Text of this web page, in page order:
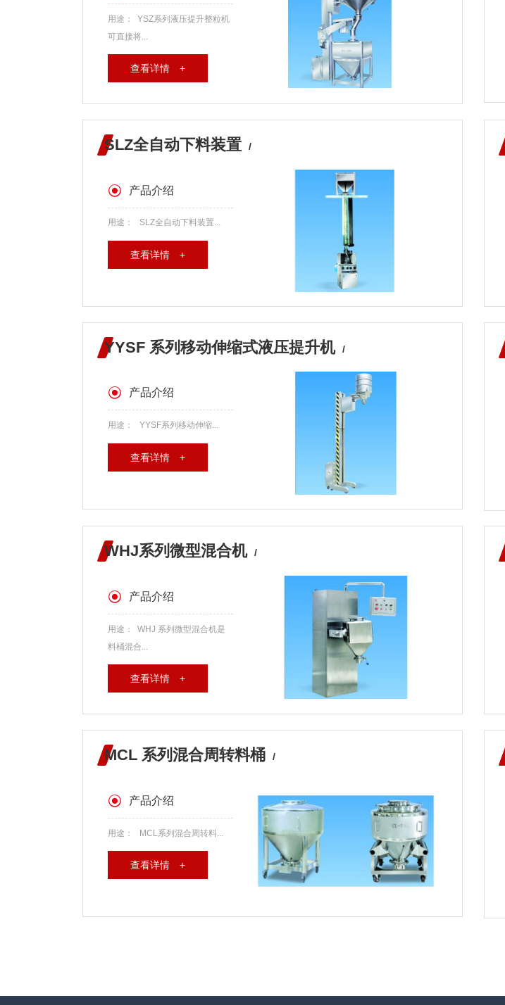
用途： YSZ系列液压提升整粒机
可直接将...
查看详情 +
SLZ全自动下料装置 /
产品介绍
用途： SLZ全自动下料装置...
查看详情 +
YYSF 系列移动伸缩式液压提升机 /
产品介绍
用途： YYSF系列移动伸缩...
查看详情 +
WHJ系列微型混合机 /
产品介绍
用途： WHJ 系列微型混合机是
料桶混合...
查看详情 +
MCL 系列混合周转料桶 /
产品介绍
用途： MCL系列混合周转料...
查看详情 +